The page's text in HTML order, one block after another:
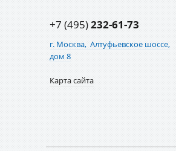
+7 (495)232-61-73
г. Москва, Алтуфьевское шоссе,
дом 8
Карта сайта